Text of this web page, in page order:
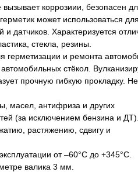
коррозиии, безопасен
может использоваться для
и датчиков. Характеризуется
стекла, резины.
герметизации и ремонта
стёкол.
прочную гибкую прокладку. Не
масел, антифриза и других
(за исключением бензина и ДТ).
растяжению, сдвигу и
от –60°C до +345°C.
валика 3 мм.